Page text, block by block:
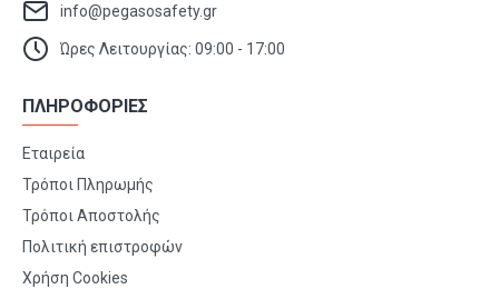
info@pegasosafety.gr
Ώρες Λειτουργίας: 09:00 - 17:00
ΠΛΗΡΟΦΟΡΙΕΣ
Εταιρεία
Τρόποι Πληρωμής
Τρόποι Αποστολής
Πολιτική επιστροφών
Χρήση Cookies